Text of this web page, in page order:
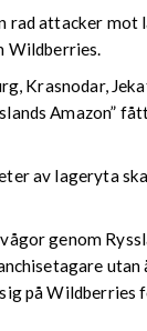
rad attacker mot
Wildberries.
Krasnodar,
Amazon”
av lageryta
genom
på Wildberries